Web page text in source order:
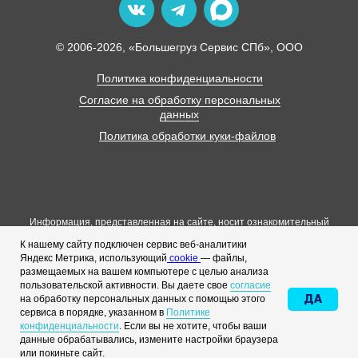
© 2006-2026, «Большегруз Сервис СПб», ООО
Согласие на обработку персональных
данных
Политика обработки куки-файлов
Политика конфиденциальности
Информация, представленная на сайте, носит ознакомительный
положениями статьи 437 Гражданского кодекса РФ.
Для получения актуальных цен и условий поставки просьба
обращаться к менеджерам компании.
Все цены, указанные на сайте, являются ориентировочными и
подлежат подтверждению при выставлении счета или заключении
договора.
К нашему сайту подключен сервис веб-аналитики
Яндекс Метрика, использующий cookie — файлы,
размещаемых на вашем компьютере с целью анализа
пользовательской активности. Вы даете свое согласие
на обработку персональных данных с помощью этого
сервиса в порядке, указанном в Политике
конфиденциальности. Если вы не хотите, чтобы ваши
данные обрабатывались, измените настройки браузера
или покиньте сайт.
ДА